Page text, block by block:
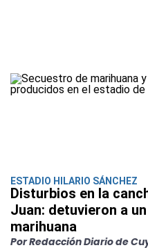
ESTADIO HILARIO SÁNCHEZ
Disturbios en la
Juan: detuvieron a
marihuana
Por Redacción Diario de